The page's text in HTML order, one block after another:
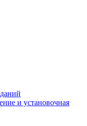
и установочная